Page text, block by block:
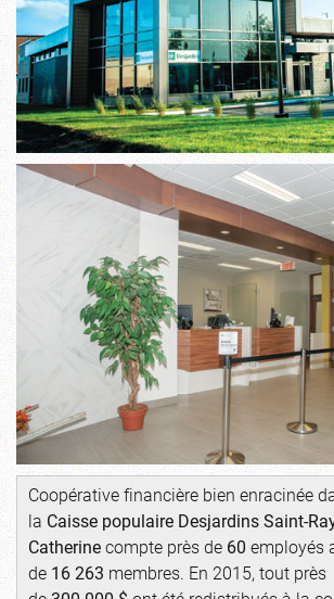
Coopérative financière bien enracinée
la Caisse populaire Desjardins Saint-
Catherinecompte près de 60 employés
de 16 263 membres. En 2015, tout près